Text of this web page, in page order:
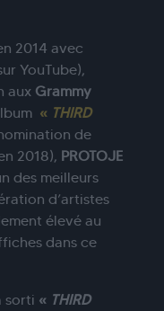
2014 avec
YouTube),
aux Grammy
« THIRD
de
2018), PROTOJE
des meilleurs
d’artistes
élevé au
dans ce
sorti « THIRD